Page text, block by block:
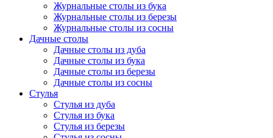
Журнальные столы из бука
Журнальные столы из березы
Журнальные столы из сосны
Дачные столы
Дачные столы из дуба
Дачные столы из бука
Дачные столы из березы
Дачные столы из сосны
Стулья
Стулья из дуба
Стулья из бука
Стулья из березы